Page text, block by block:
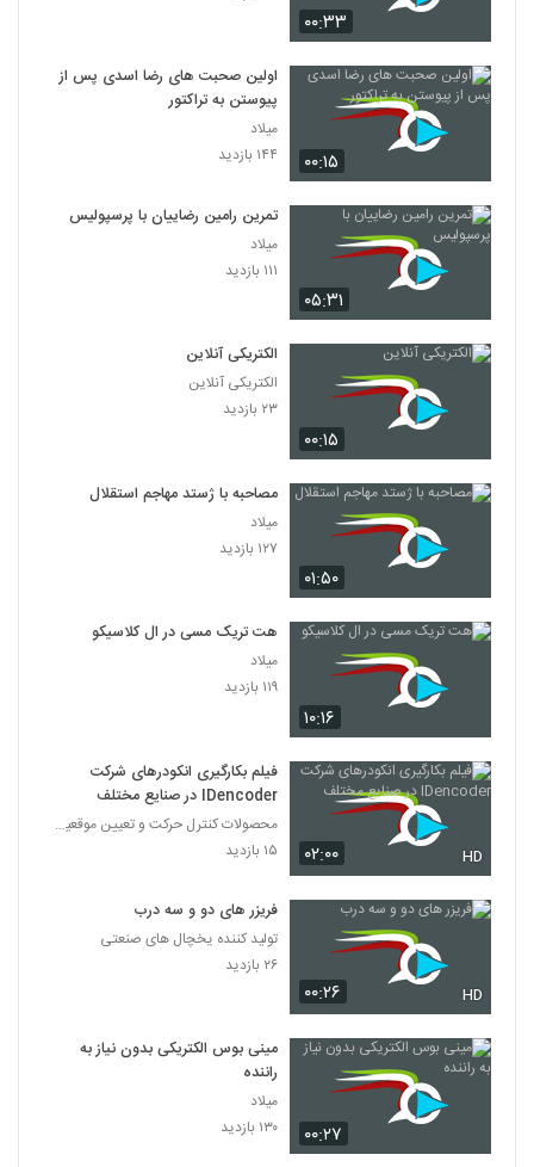
۰۰:۳۳
۰۰:۱۵
اولین صحبت های رضا اسدی پس از
پیوستن به تراکتور
میلاد
۱۴۴ بازدید
۰۵:۳۱
تمرین رامین رضاییان با پرسپولیس
میلاد
۱۱۱ بازدید
۰۰:۱۵
الکتریکی آنلاین
الکتریکی آنلاین
۲۳ بازدید
۰۱:۵۰
مصاحبه با ژستد مهاجم استقلال
میلاد
۱۲۷ بازدید
۱۰:۱۶
هت تریک مسی در ال کلاسیکو
میلاد
۱۱۹ بازدید
۰۲:۰۰ HD
فیلم بکارگیری انکودرهای شرکت
IDencoder در صنایع مختلف
محصولات کنترل حرکت و تعیین موقعیت ایران
۱۵ بازدید
۰۰:۲۶ HD
فریزر های دو‌ و سه درب
تولید کننده یخچال های صنعتی
۲۶ بازدید
۰۰:۲۷
مینی‌ بوس الکتریکی بدون نیاز به
راننده
میلاد
۱۳۰ بازدید